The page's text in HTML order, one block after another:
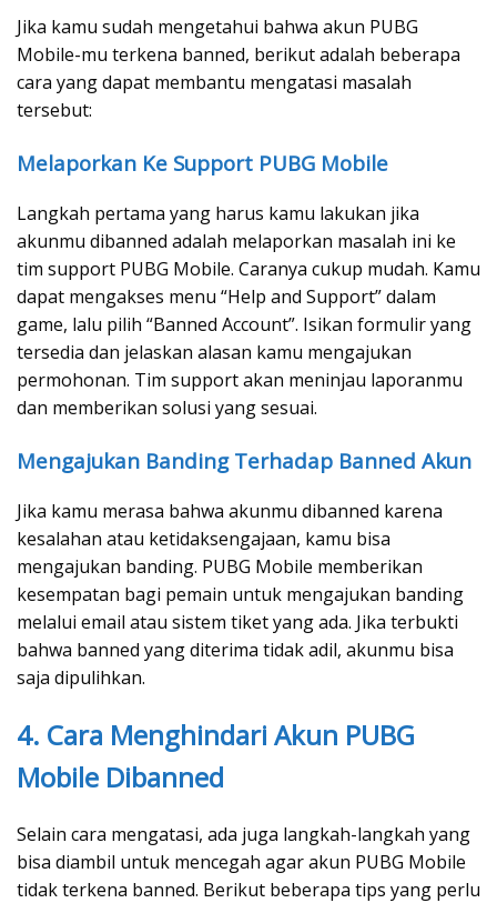
Jika kamu sudah mengetahui bahwa akun PUBG
Mobile-mu terkena banned, berikut adalah beberapa
cara yang dapat membantu mengatasi masalah
tersebut:
Melaporkan Ke Support PUBG Mobile
Langkah pertama yang harus kamu lakukan jika
akunmu dibanned adalah melaporkan masalah ini ke
tim support PUBG Mobile. Caranya cukup mudah. Kamu
dapat mengakses menu “Help and Support” dalam
game, lalu pilih “Banned Account”. Isikan formulir yang
tersedia dan jelaskan alasan kamu mengajukan
permohonan. Tim support akan meninjau laporanmu
dan memberikan solusi yang sesuai.
Mengajukan Banding Terhadap Banned Akun
Jika kamu merasa bahwa akunmu dibanned karena
kesalahan atau ketidaksengajaan, kamu bisa
mengajukan banding. PUBG Mobile memberikan
kesempatan bagi pemain untuk mengajukan banding
melalui email atau sistem tiket yang ada. Jika terbukti
bahwa banned yang diterima tidak adil, akunmu bisa
saja dipulihkan.
4. Cara Menghindari Akun PUBG
Mobile Dibanned
Selain cara mengatasi, ada juga langkah-langkah yang
bisa diambil untuk mencegah agar akun PUBG Mobile
tidak terkena banned. Berikut beberapa tips yang perlu